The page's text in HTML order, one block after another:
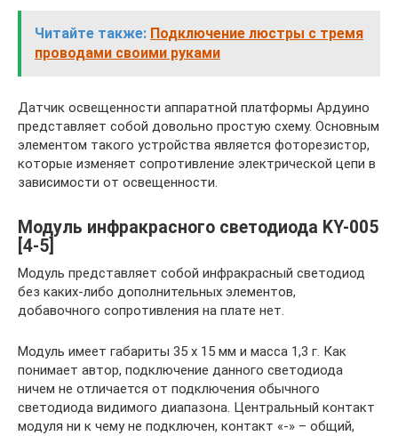
Читайте также: Подключение люстры с тремя
проводами своими руками
Датчик освещенности аппаратной платформы Ардуино
представляет собой довольно простую схему. Основным
элементом такого устройства является фоторезистор,
которые изменяет сопротивление электрической цепи в
зависимости от освещенности.
Модуль инфракрасного светодиода KY-005
[4-5]
Модуль представляет собой инфракрасный светодиод
без каких-либо дополнительных элементов,
добавочного сопротивления на плате нет.
Модуль имеет габариты 35 х 15 мм и масса 1,3 г. Как
понимает автор, подключение данного светодиода
ничем не отличается от подключения обычного
светодиода видимого диапазона. Центральный контакт
модуля ни к чему не подключен, контакт «-» – общий,